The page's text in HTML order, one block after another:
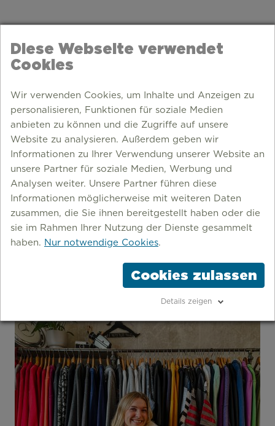
Diese Webseite verwendet
Cookies
Wir verwenden Cookies, um Inhalte und Anzeigen zu
personalisieren, Funktionen für soziale Medien
anbieten zu können und die Zugriffe auf unsere
Website zu analysieren. Außerdem geben wir
Informationen zu Ihrer Verwendung unserer Website an
unsere Partner für soziale Medien, Werbung und
Analysen weiter. Unsere Partner führen diese
Informationen möglicherweise mit weiteren Daten
zusammen, die Sie ihnen bereitgestellt haben oder die
sie im Rahmen Ihrer Nutzung der Dienste gesammelt
haben. Nur notwendige Cookies.
Cookies zulassen
Details zeigen
EINKAUFEN IM RUHRGEBIET